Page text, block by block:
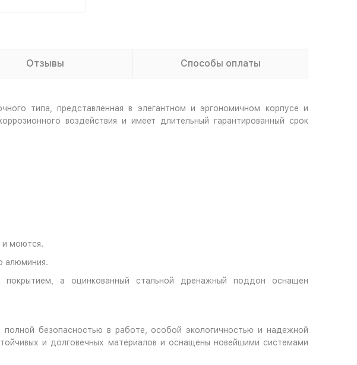
Отзывы Способы оплаты
типа, представленная в элегантном и эргономичном корпусе и
воздействия и имеет длительный гарантированный срок
и моются.
алюминия.
покрытием, а оцинкованный стальной дренажный поддон оснащен
безопасностью в работе, особой экологичностью и надежной
и долговечных материалов и оснащены новейшими системами